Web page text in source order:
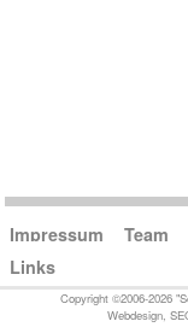
Impressum
Team
Links
Copyright ©2006-2026
Webdesign,